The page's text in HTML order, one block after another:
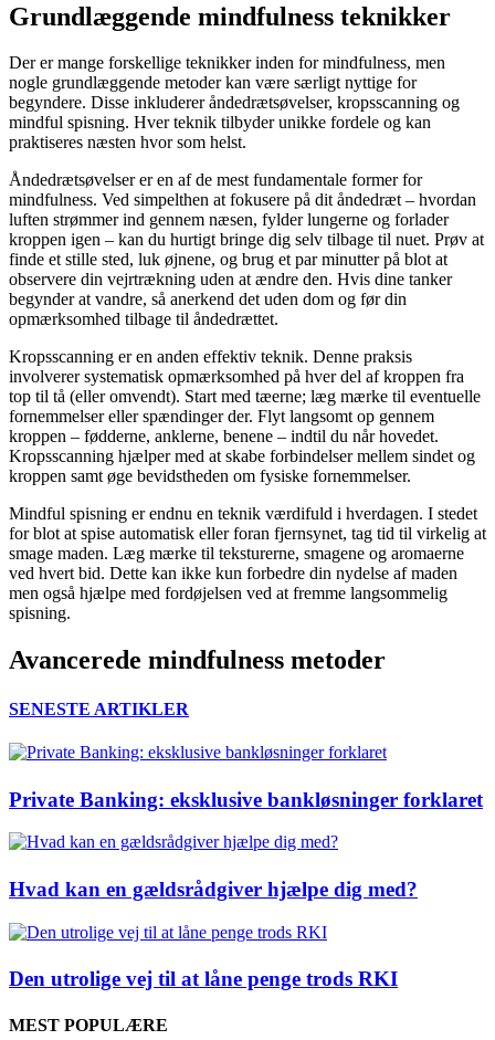
Grundlæggende mindfulness teknikker
Der er mange forskellige teknikker inden for mindfulness, men
nogle grundlæggende metoder kan være særligt nyttige for
begyndere. Disse inkluderer åndedrætsøvelser, kropsscanning og
mindful spisning. Hver teknik tilbyder unikke fordele og kan
praktiseres næsten hvor som helst.
Åndedrætsøvelser er en af de mest fundamentale former for
mindfulness. Ved simpelthen at fokusere på dit åndedræt – hvordan
luften strømmer ind gennem næsen, fylder lungerne og forlader
kroppen igen – kan du hurtigt bringe dig selv tilbage til nuet. Prøv at
finde et stille sted, luk øjnene, og brug et par minutter på blot at
observere din vejrtrækning uden at ændre den. Hvis dine tanker
begynder at vandre, så anerkend det uden dom og før din
opmærksomhed tilbage til åndedrættet.
Kropsscanning er en anden effektiv teknik. Denne praksis
involverer systematisk opmærksomhed på hver del af kroppen fra
top til tå (eller omvendt). Start med tæerne; læg mærke til eventuelle
fornemmelser eller spændinger der. Flyt langsomt op gennem
kroppen – fødderne, anklerne, benene – indtil du når hovedet.
Kropsscanning hjælper med at skabe forbindelser mellem sindet og
kroppen samt øge bevidstheden om fysiske fornemmelser.
Mindful spisning er endnu en teknik værdifuld i hverdagen. I stedet
for blot at spise automatisk eller foran fjernsynet, tag tid til virkelig at
smage maden. Læg mærke til teksturerne, smagene og aromaerne
ved hvert bid. Dette kan ikke kun forbedre din nydelse af maden
men også hjælpe med fordøjelsen ved at fremme langsommelig
spisning.
Avancerede mindfulness metoder
SENESTE ARTIKLER
Private Banking: eksklusive bankløsninger forklaret
Hvad kan en gældsrådgiver hjælpe dig med?
Den utrolige vej til at låne penge trods RKI
MEST POPULÆRE